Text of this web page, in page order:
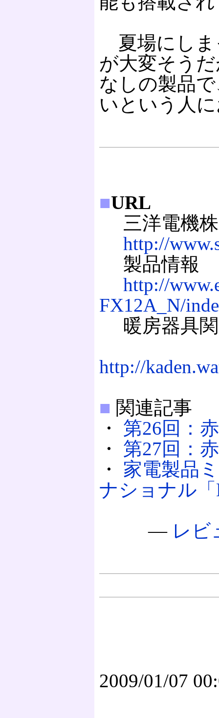
夏場にしま
が大変そう
なしの製品
いという人
■URL
三洋電機株
http://
製品情報
http://
FX12A_N/
暖房器具関
http://
■ 関連記事
・ 第26回：
・ 第27回：
・ 家電製品
ナショナル「
― レビ
2009/01/07